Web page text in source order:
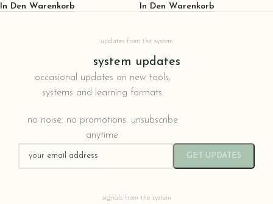
In Den Warenkorb In Den Warenkorb
updates from the system
system updates
occasional updates on new tools,
systems and learning formats.
no noise. no promotions. unsubscribe
anytime.
signals from the system